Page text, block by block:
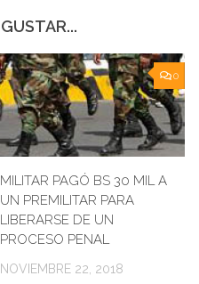
0
MILITAR PAGÓ BS 30 MIL A
UN PREMILITAR PARA
LIBERARSE DE UN
PROCESO PENAL
NOVIEMBRE 22, 2018